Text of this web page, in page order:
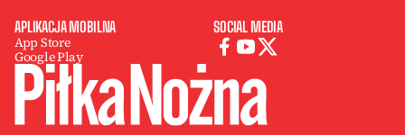
APLIKACJA MOBILNA
App Store
Google Play
SOCIAL MEDIA